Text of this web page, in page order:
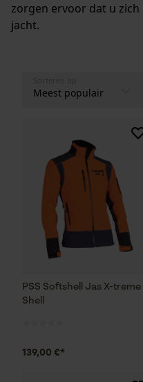
zorgen ervoor dat u
jacht.
PSS Softshell Jas X-treme
Shell
139,00 €*